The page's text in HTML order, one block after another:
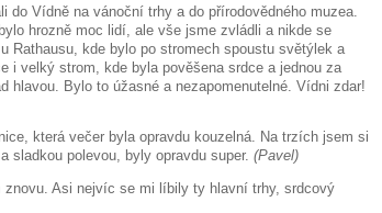
do Vídně na vánoční trhy a do přírodovědného muzea.
hrozně moc lidí, ale vše jsme zvládli a nikde se
Rathausu, kde bylo po stromech spoustu světýlek a
i velký strom, kde byla pověšena srdce a jednou za
hlavou. Bylo to úžasné a nezapomenutelné. Vídni zdar!
která večer byla opravdu kouzelná. Na trzích jsem si
sladkou polevou, byly opravdu super. (Pavel)
Asi nejvíc se mi líbily ty hlavní trhy, srdcový